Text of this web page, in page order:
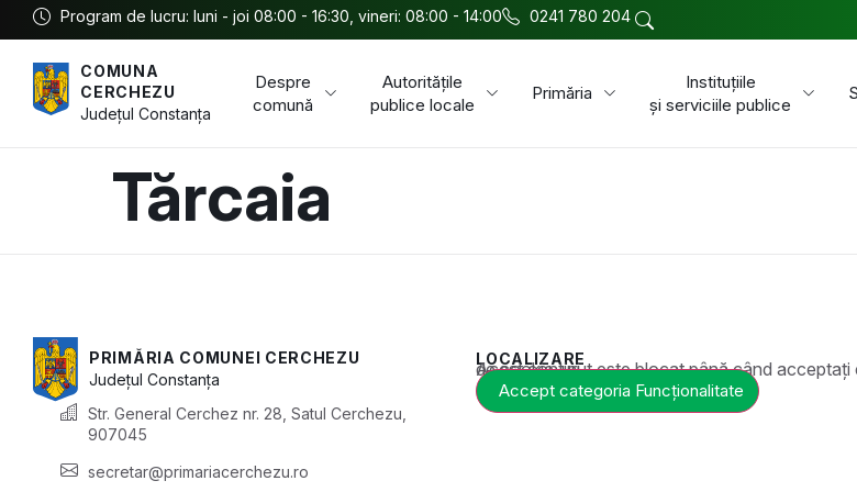
Program de lucru: luni - joi 08:00 - 16:30, vineri: 08:00 - 14:00 0241 780 204
COMUNA
CERCHEZU
JudețulConstanța
Despre
comună
Autoritățile
publice locale
Primăria
Instituțiile
și serviciile publice
Tărcaia
PRIMĂRIA COMUNEI CERCHEZU
JudețulConstanța
Str. General Cerchez nr. 28, Satul Cerchezu,
907045
secretar@primariacerchezu.ro
LOCALIZARE
Acest conținut este blocat până când acceptați categoria corespunzătoare de cookie-uri.
Accept categoria Funcționalitate